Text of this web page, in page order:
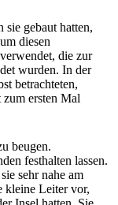
sie gebaut hatten,
diesen
die zur
wurden. In der
betrachteten,
ersten Mal
beugen.
festhalten lassen.
sehr nahe am
kleine Leiter vor,